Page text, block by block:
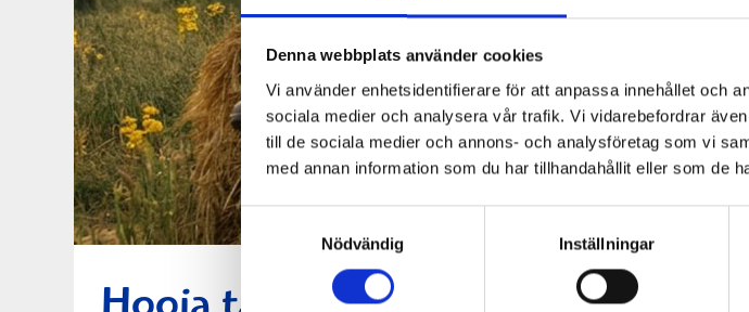
Denna webbplats använder cookies
Vi använder enhetsidentifierare för att anpassa innehållet och
sociala medier och analysera vår trafik. Vi vidarebefordrar
till de sociala medier och annons- och analysföretag som vi
med annan information som du har tillhandahållit eller som de
Samtyckesval
Nödvändig
Inställningar